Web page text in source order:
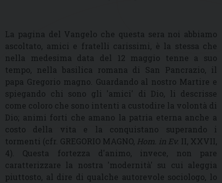
La pagina del Vangelo che questa sera noi abbiamo
ascoltato, amici e fratelli carissimi, è la stessa che
nella medesima data del 12 maggio tenne a suo
tempo, nella basilica romana di San Pancrazio, il
papa Gregorio magno. Guardando al nostro Martire e
spiegando chi sono gli 'amici' di Dio, li descrisse
come coloro che sono intenti a custodire la volontà di
Dio; animi forti che amano la patria eterna anche a
costo della vita e la conquistano superando i
tormenti (cfr. GREGORIO MAGNO, Hom. in Ev. II, XXVII,
4). Questa fortezza d'animo, invece, non pare
caratterizzare la nostra 'modernità' su cui aleggia
piuttosto, al dire di qualche autorevole sociologo, lo